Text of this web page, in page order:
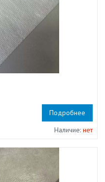
Подробнее
Наличие: нет